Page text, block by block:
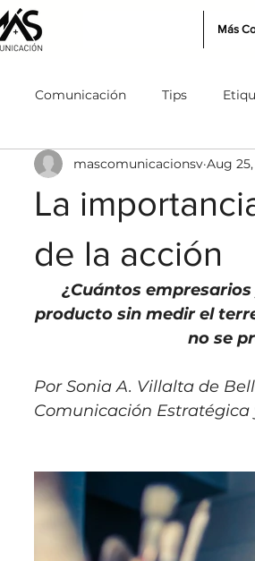
Más
Comunicación Tips
La
de la acción
mascomunicacionsv Aug
¿Cuántos
producto sin medir el
no se
Por Sonia A. Villalta de
Comunicación Estratégica